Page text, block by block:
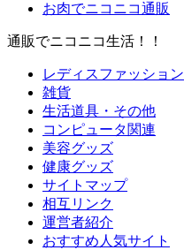
お肉でニコニコ通販
通販でニコニコ生活！！
レディスファッション
雑貨
生活道具・その他
コンピュータ関連
美容グッズ
健康グッズ
サイトマップ
相互リンク
運営者紹介
おすすめ人気サイト